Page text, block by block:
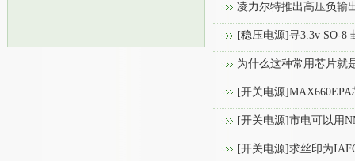
凌力尔特推出高压负输
[稳压电源]寻3.3v SO-8
为什么这种常用芯片就
[开关电源
[开关电源]市电可以用
[开关电源]求丝印为